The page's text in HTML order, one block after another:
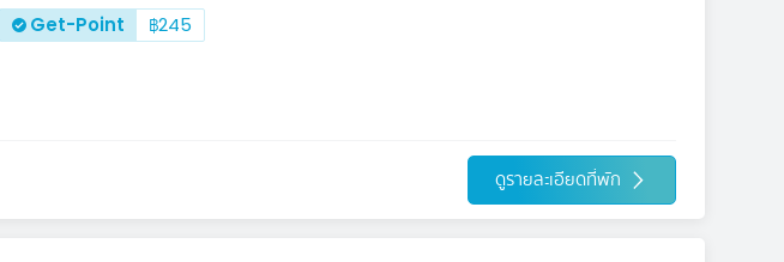
Get-Point
฿245
ดูรายละเอียดที่พัก